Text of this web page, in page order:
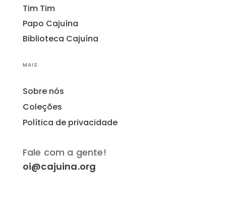
Tim Tim
Papo Cajuína
Biblioteca Cajuína
MAIS
Sobre nós
Coleções
Política de privacidade
Fale com a gente!
oi@cajuina.org